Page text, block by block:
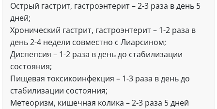
Острый гастрит, гастроэнтерит – 2-3 раза в день 5
дней;
Хронический гастрит, гастроэнтерит – 1-2 раза в
день 2-4 недели совместно с Лиарсином;
Диспепсия – 1-2 раза в день до стабилизации
состояния;
Пищевая токсикоинфекция – 1-3 раза в день до
стабилизации состояния;
Метеоризм, кишечная колика – 2-3 раза 5 дней